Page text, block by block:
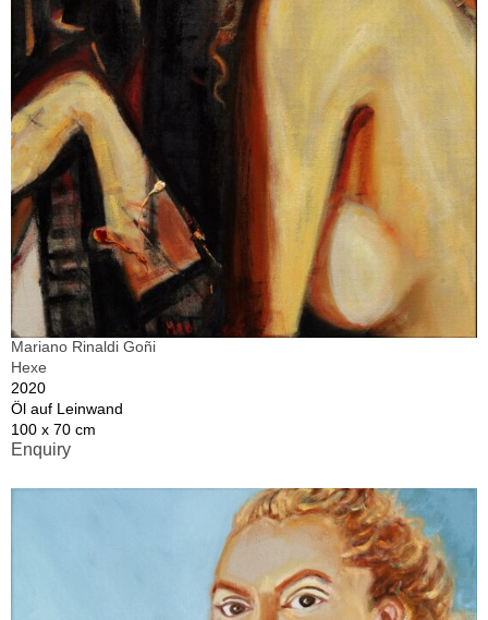
Mariano Rinaldi Goñi
Hexe
2020
Öl auf Leinwand
100 x 70 cm
Enquiry